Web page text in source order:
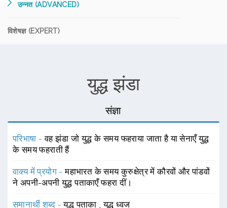
उन्नत (ADVANCED)
विशेषज्ञ (EXPERT)
युद्ध झंडा
संज्ञा
परिभाषा -वह झंडा जो युद्ध के समय फहराया जाता है या सेनाएँ युद्ध
के समय फहराती हैं
वाक्य में प्रयोग -महाभारत के समय कुरुक्षेत्र में कौरवों और पांडवों
ने अपनी-अपनी युद्ध पताकाएँ फहरा दीं।
समानार्थी शब्द -युद्ध पताका ,युद्ध ध्वज